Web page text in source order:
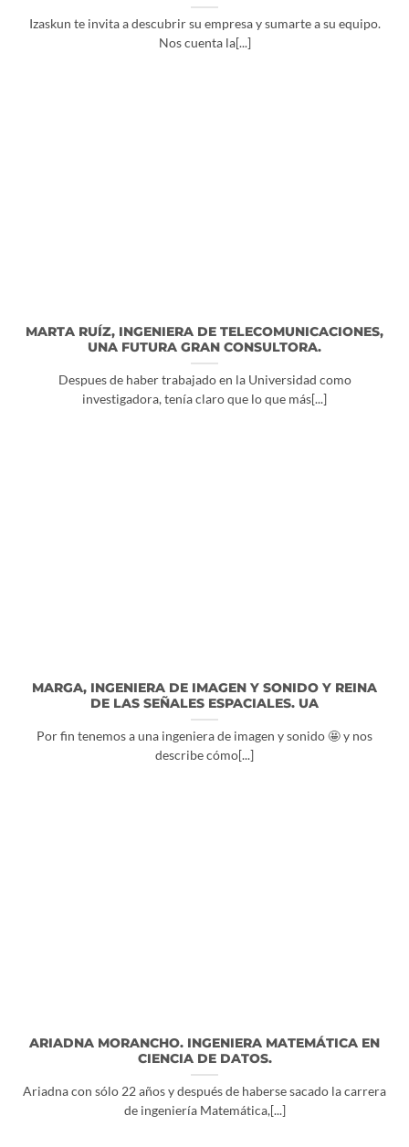
Izaskun te invita a descubrir su empresa y sumarte a su equipo.
Nos cuenta la[...]
MARTA RUÍZ, INGENIERA DE TELECOMUNICACIONES,
UNA FUTURA GRAN CONSULTORA.
Despues de haber trabajado en la Universidad como
investigadora, tenía claro que lo que más[...]
MARGA, INGENIERA DE IMAGEN Y SONIDO Y REINA
DE LAS SEÑALES ESPACIALES. UA
Por fin tenemos a una ingeniera de imagen y sonido 🤩 y nos
describe cómo[...]
ARIADNA MORANCHO. INGENIERA MATEMÁTICA EN
CIENCIA DE DATOS.
Ariadna con sólo 22 años y después de haberse sacado la carrera
de ingeniería Matemática,[...]